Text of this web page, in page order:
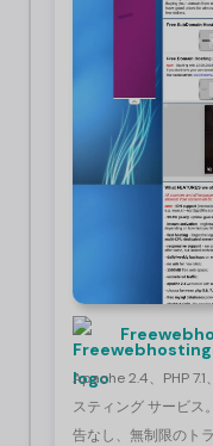
Apache 2.4、PHP
スティング サービス
告なし、無制限のト